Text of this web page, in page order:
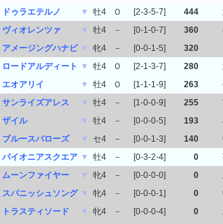
ドゥラエテルノ ▼ 牡4 Ｏ [2-3-5-7] 444
ヴィオレンツァ ▼ 牡4 － [0-1-0-7] 360
アメージングハナビ ▼ 牝4 － [0-0-1-5] 320
ロードアルディート ▼ 牡4 Ｏ [2-1-3-7] 280
エオアリイ ▼ 牡4 Ｏ [1-1-1-9] 263
サンライズアレス ▼ 牡4 － [1-0-0-9] 255
ザイル ▼ 牡4 － [0-0-0-5] 193
ブルースバローズ ▼ セ4 － [0-0-1-3] 140
パイオニアスクエア ▼ 牡4 － [0-3-2-4] 0
ムーンファイヤー ▼ 牝4 － [0-0-0-0] 0
スパニッシュソング ▼ 牝4 － [0-0-0-1] 0
トラスティソード ▼ 牝4 － [0-0-0-4] 0